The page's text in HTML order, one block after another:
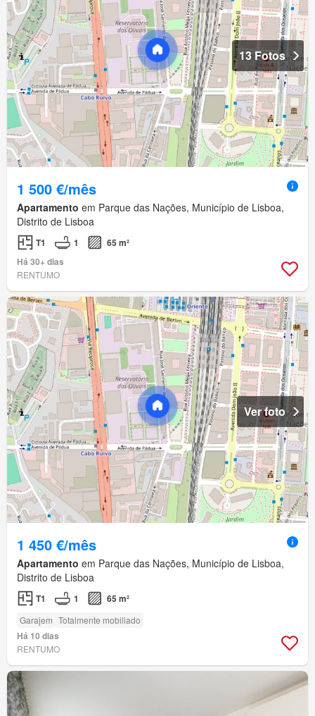
13 Fotos
1 500 €/mês
Apartamento em Parque das Nações, Município de Lisboa,
Distrito de Lisboa
T1 1
65 m²
Há 30+ dias
RENTUMO
Ver foto
1 450 €/mês
Apartamento em Parque das Nações, Município de Lisboa,
Distrito de Lisboa
T1 1 65 m²
Garajem Totalmente mobiliado
Há 10 dias
RENTUMO